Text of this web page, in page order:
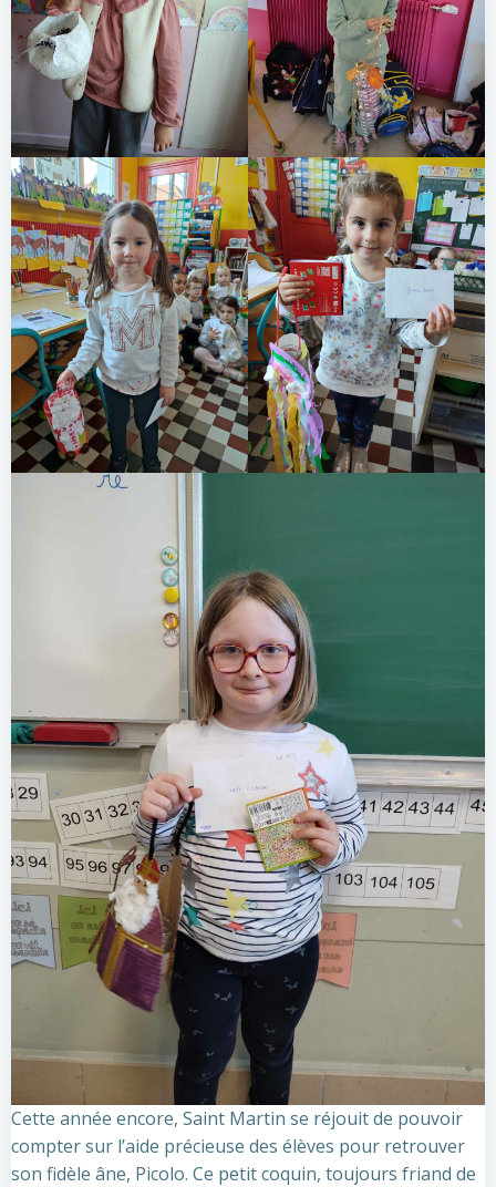
Cette année encore, Saint Martin se réjouit de pouvoir
compter sur l’aide précieuse des élèves pour retrouver
son fidèle âne, Picolo. Ce petit coquin, toujours friand de